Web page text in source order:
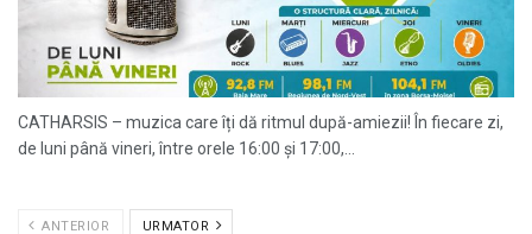
CATHARSIS – muzica care îți dă ritmul după-amiezii! În fiecare zi,
de luni până vineri, între orele 16:00 și 17:00,...
ANTERIOR URMATOR